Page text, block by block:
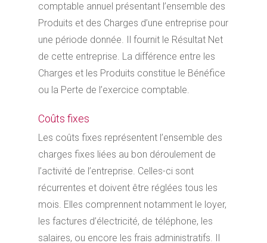
comptable annuel présentant l’ensemble des
Produits et des Charges d’une entreprise pour
une période donnée. Il fournit le Résultat Net
de cette entreprise. La différence entre les
Charges et les Produits constitue le Bénéfice
ou la Perte de l’exercice comptable.
Coûts fixes
Les coûts fixes représentent l’ensemble des
charges fixes liées au bon déroulement de
l’activité de l’entreprise. Celles-ci sont
récurrentes et doivent être réglées tous les
mois. Elles comprennent notamment le loyer,
les factures d’électricité, de téléphone, les
salaires, ou encore les frais administratifs. Il